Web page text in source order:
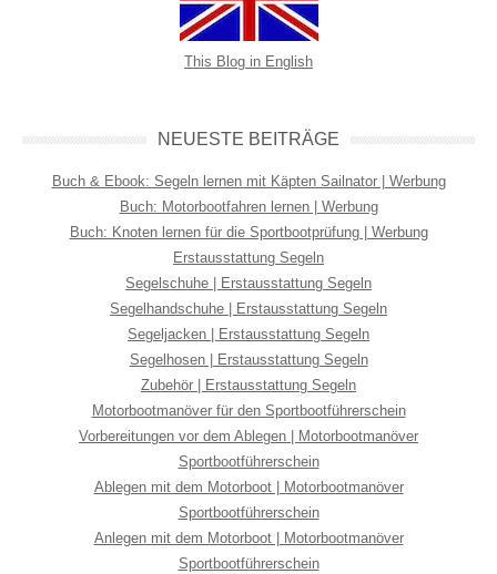
This Blog in English
NEUESTE BEITRÄGE
Buch & Ebook: Segeln lernen mit Käpten Sailnator | Werbung
Buch: Motorbootfahren lernen | Werbung
Buch: Knoten lernen für die Sportbootprüfung | Werbung
Erstausstattung Segeln
Segelschuhe | Erstausstattung Segeln
Segelhandschuhe | Erstausstattung Segeln
Segeljacken | Erstausstattung Segeln
Segelhosen | Erstausstattung Segeln
Zubehör | Erstausstattung Segeln
Motorbootmanöver für den Sportbootführerschein
Vorbereitungen vor dem Ablegen | Motorbootmanöver
Sportbootführerschein
Ablegen mit dem Motorboot | Motorbootmanöver
Sportbootführerschein
Anlegen mit dem Motorboot | Motorbootmanöver
Sportbootführerschein